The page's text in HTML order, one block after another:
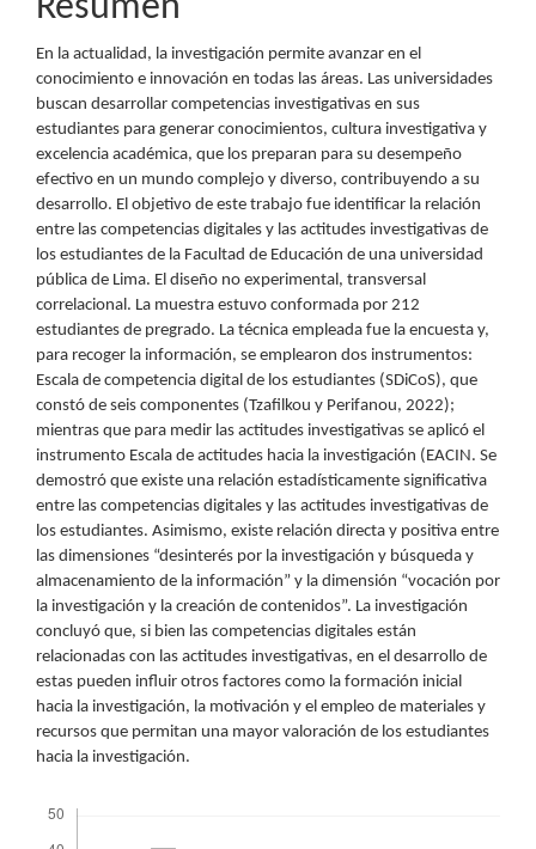
Resumen
En la actualidad, la investigación permite avanzar en el
conocimiento e innovación en todas las áreas. Las universidades
buscan desarrollar competencias investigativas en sus
estudiantes para generar conocimientos, cultura investigativa y
excelencia académica, que los preparan para su desempeño
efectivo en un mundo complejo y diverso, contribuyendo a su
desarrollo. El objetivo de este trabajo fue identificar la relación
entre las competencias digitales y las actitudes investigativas de
los estudiantes de la Facultad de Educación de una universidad
pública de Lima. El diseño no experimental, transversal
correlacional. La muestra estuvo conformada por 212
estudiantes de pregrado. La técnica empleada fue la encuesta y,
para recoger la información, se emplearon dos instrumentos:
Escala de competencia digital de los estudiantes (SDiCoS), que
constó de seis componentes (Tzafilkou y Perifanou, 2022);
mientras que para medir las actitudes investigativas se aplicó el
instrumento Escala de actitudes hacia la investigación (EACIN. Se
demostró que existe una relación estadísticamente significativa
entre las competencias digitales y las actitudes investigativas de
los estudiantes. Asimismo, existe relación directa y positiva entre
las dimensiones “desinterés por la investigación y búsqueda y
almacenamiento de la información” y la dimensión “vocación por
la investigación y la creación de contenidos”. La investigación
concluyó que, si bien las competencias digitales están
relacionadas con las actitudes investigativas, en el desarrollo de
estas pueden influir otros factores como la formación inicial
hacia la investigación, la motivación y el empleo de materiales y
recursos que permitan una mayor valoración de los estudiantes
hacia la investigación.